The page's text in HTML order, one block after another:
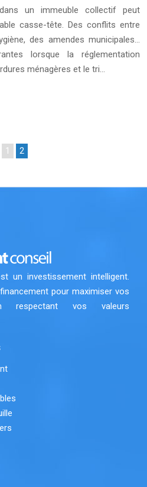
un immeuble collectif peut
casse-tête. Des conflits entre
des amendes municipales…
lorsque la réglementation
ménagères et le tri…
1 2
un investissement intelligent.
pour maximiser vos
respectant vos valeurs